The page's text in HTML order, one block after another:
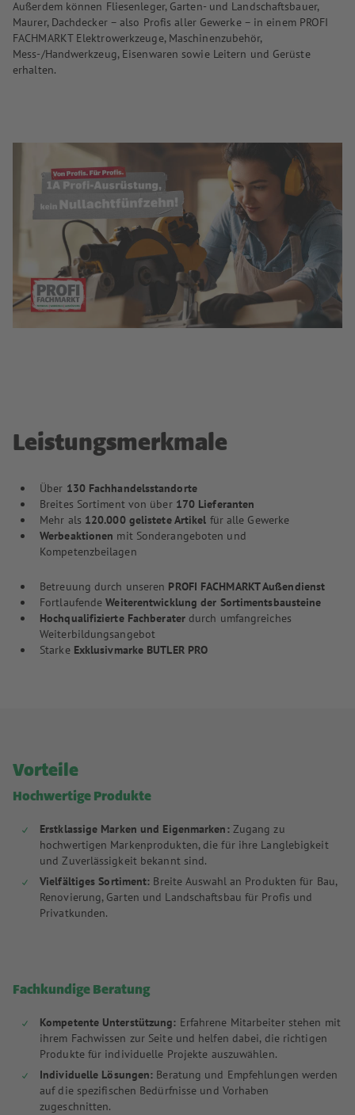
Außerdem können Fliesenleger, Garten- und Landschaftsbauer,
Maurer, Dachdecker – also Profis aller Gewerke – in einem PROFI
FACHMARKT Elektrowerkzeuge, Maschinenzubehör,
Mess-/Handwerkzeug, Eisenwaren sowie Leitern und Gerüste
erhalten.
Leistungsmerkmale
Über 130 Fachhandelsstandorte
Breites Sortiment von über 170 Lieferanten
Mehr als 120.000 gelistete Artikel für alle Gewerke
Werbeaktionen mit Sonderangeboten und
Kompetenzbeilagen
Betreuung durch unseren PROFI FACHMARKT Außendienst
FortlaufendeWeiterentwicklung der Sortimentsbausteine
Hochqualifizierte Fachberater durch umfangreiches
Weiterbildungsangebot
Starke Exklusivmarke BUTLER PRO
Vorteile
Hochwertige Produkte
Erstklassige Marken und Eigenmarken: Zugang zu
hochwertigen Markenprodukten, die für ihre Langlebigkeit
und Zuverlässigkeit bekannt sind.
Vielfältiges Sortiment: Breite Auswahl an Produkten für Bau,
Renovierung, Garten und Landschaftsbau für Profis und
Privatkunden.
Fachkundige Beratung
Kompetente Unterstützung: Erfahrene Mitarbeiter stehen mit
ihrem Fachwissen zur Seite und helfen dabei, die richtigen
Produkte für individuelle Projekte auszuwählen.
Individuelle Lösungen: Beratung und Empfehlungen werden
auf die spezifischen Bedürfnisse und Vorhaben
zugeschnitten.